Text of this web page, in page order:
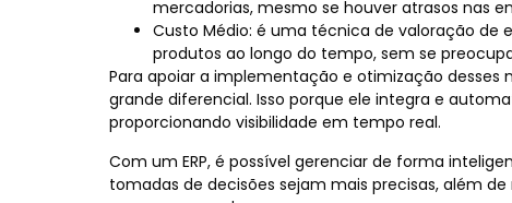
mercadorias, mesmo se houver atrasos nas
Custo Médio: é uma técnica de valoração de
produtos ao longo do tempo, sem se
Para apoiar a implementação e otimização
grande diferencial. Isso porque ele integra e
proporcionando visibilidade em tempo real.
Com um ERP, é possível gerenciar de forma
tomadas de decisões sejam mais precisas, além